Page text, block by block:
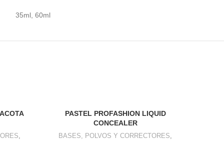
35ml, 60ml
,
PASTEL PROFASHION LIQUID
CONCEALER
BASES, POLVOS Y CORRECTORES,